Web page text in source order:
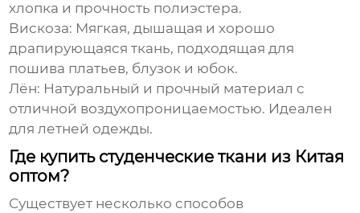
хлопка и прочность полиэстера.
Вискоза: Мягкая, дышащая и хорошо
драпирующаяся ткань, подходящая для
пошива платьев, блузок и юбок.
Лён: Натуральный и прочный материал с
отличной воздухопроницаемостью. Идеален
для летней одежды.
Где купить студенческие ткани из Китая
оптом?
Существует несколько способов